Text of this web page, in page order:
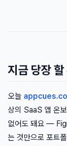
지금 당장
오늘
상의 SaaS 앱 온
없어도 돼요 —
는 것만으로 포트